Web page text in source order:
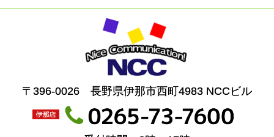
〒396-0026 長野県伊那市西町4983 NCCビル